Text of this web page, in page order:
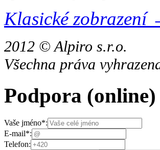
Klasické zobrazení
2012 © Alpiro s.r.o.
Všechna práva
Podpora (online)
Vaše jméno*:
E-mail*:
Telefon: